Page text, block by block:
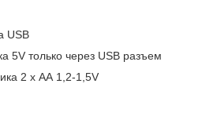
USB
5V только через USB разъем
2 х АА 1,2-1,5V